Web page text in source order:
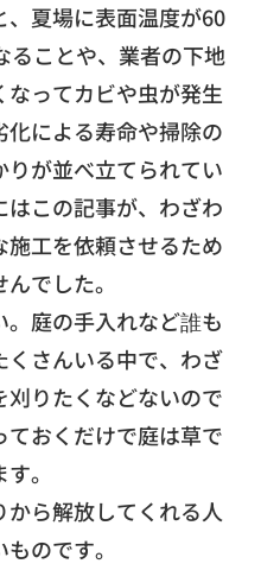
夏場に表面温度が60
ことや、 業者の下地
ってカビや虫が発生
化による寿命や掃除の
りが並べ立てられてい
はこの記事が、 わざわ
工を依頼させるため
でした。
庭の手入れなど誰も
さんいる中で、 わざ
りたくなどないので
ておくだけで庭は草で
。
ら解放してくれる人
のです。